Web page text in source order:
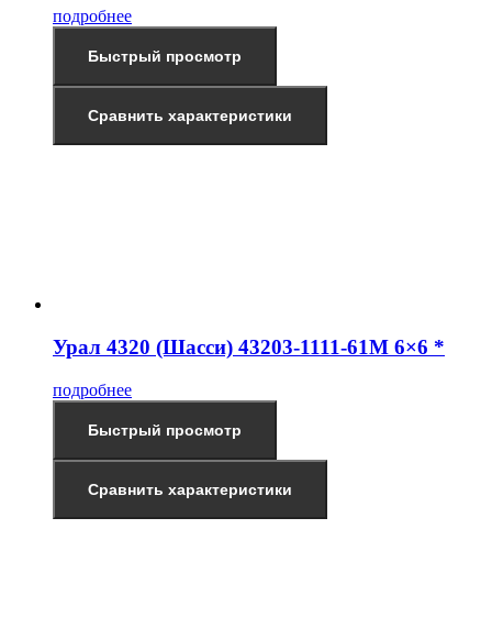
подробнее
Быстрый просмотр
Сравнить характеристики
Урал 4320 (Шасси) 43203-1111-61М 6×6 *
подробнее
Быстрый просмотр
Сравнить характеристики